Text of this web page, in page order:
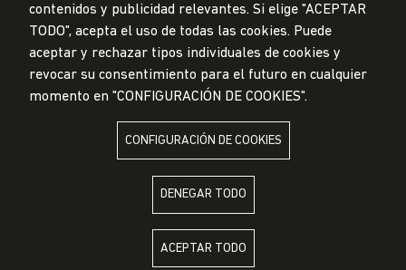
LA UNIVERSIDAD DE LIMA ES MIEMBRO DE
contenidos y publicidad relevantes. Si elige "ACEPTAR
TODO", acepta el uso de todas las cookies. Puede
aceptar y rechazar tipos individuales de cookies y
revocar su consentimiento para el futuro en cualquier
momento en "CONFIGURACIÓN DE COOKIES".
CONFIGURACIÓN DE COOKIES
DENEGAR TODO
ACEPTAR TODO